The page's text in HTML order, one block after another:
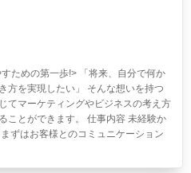
ための第一歩!> 「将来、自分で何か
方を実現したい」 そんな想いを持つ
てマーケティングやビジネスの考え方
ことができます。 仕事内容 未経験か
ずはお客様とのコミュニケーション